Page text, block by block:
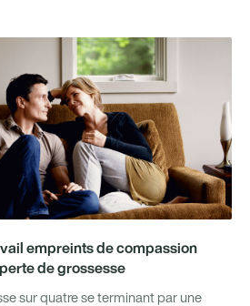
empreints de compassion
de grossesse
sur quatre se terminant par une